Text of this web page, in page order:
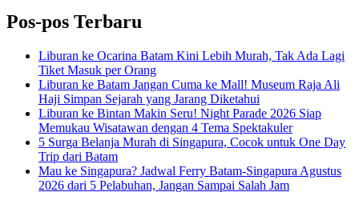
Pos-pos Terbaru
Liburan ke Ocarina Batam Kini Lebih Murah, Tak Ada Lagi
Tiket Masuk per Orang
Liburan ke Batam Jangan Cuma ke Mall! Museum Raja Ali
Haji Simpan Sejarah yang Jarang Diketahui
Liburan ke Bintan Makin Seru! Night Parade 2026 Siap
Memukau Wisatawan dengan 4 Tema Spektakuler
5 Surga Belanja Murah di Singapura, Cocok untuk One Day
Trip dari Batam
Mau ke Singapura? Jadwal Ferry Batam-Singapura Agustus
2026 dari 5 Pelabuhan, Jangan Sampai Salah Jam